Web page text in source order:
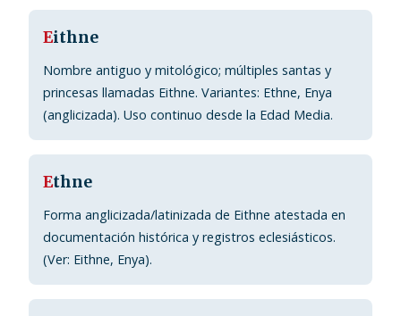
Eithne
Nombre antiguo y mitológico; múltiples santas y
princesas llamadas Eithne. Variantes: Ethne, Enya
(anglicizada). Uso continuo desde la Edad Media.
Ethne
Forma anglicizada/latinizada de Eithne atestada en
documentación histórica y registros eclesiásticos.
(Ver: Eithne, Enya).